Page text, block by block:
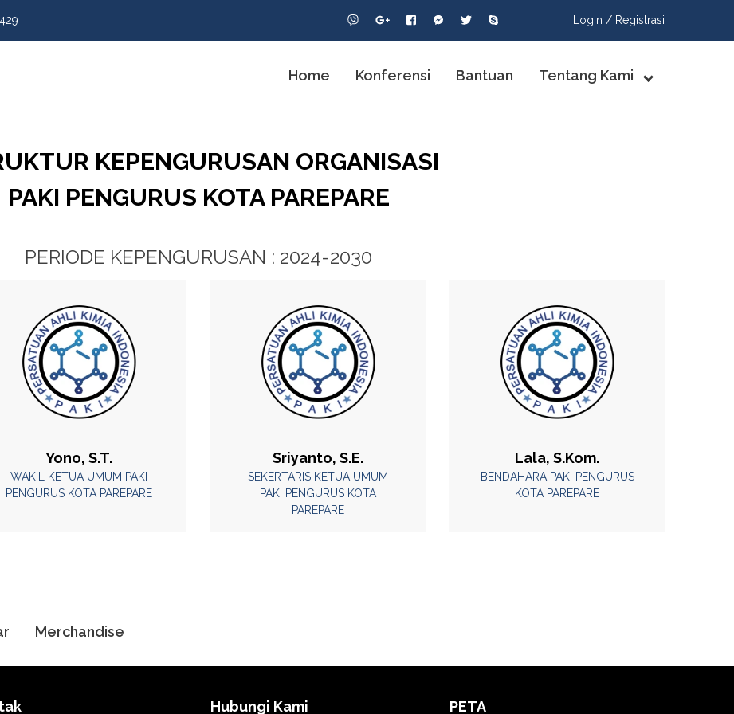
Login / Registrasi
Home Konferensi Bantuan Tentang Kami
KEPENGURUSAN ORGANISASI
PAKI PENGURUS KOTA PAREPARE
PERIODE KEPENGURUSAN : 2024-2030
Yono, S.T.
WAKIL KETUA UMUM PAKI
PENGURUS KOTA PAREPARE
Sriyanto, S.E.
SEKERTARIS KETUA UMUM
PAKI PENGURUS KOTA
PAREPARE
Lala, S.Kom.
BENDAHARA PAKI PENGURUS
KOTA PAREPARE
Merchandise
Hubungi Kami PETA